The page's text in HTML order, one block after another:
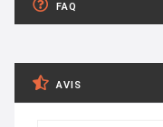
FAQ
AVIS